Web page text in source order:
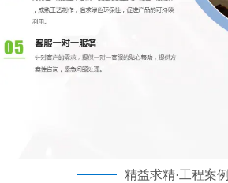
精益求精·工程案例